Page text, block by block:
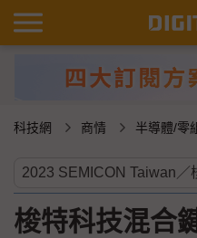
科技網 商情 半導體/零
梭特科技混合